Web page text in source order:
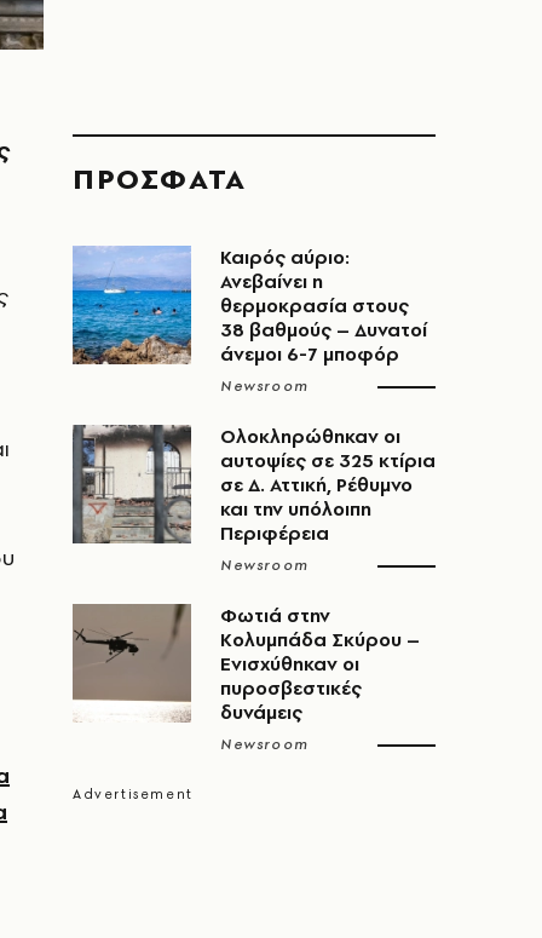
ΠΡΟΣΦΑΤΑ
Καιρός αύριο:
Ανεβαίνει η
θερμοκρασία στους
38 βαθμούς – Δυνατοί
άνεμοι 6-7 μποφόρ
Newsroom
Ολοκληρώθηκαν οι
αυτοψίες σε 325 κτίρια
σε Δ. Αττική, Ρέθυμνο
και την υπόλοιπη
Περιφέρεια
Newsroom
Φωτιά στην
Κολυμπάδα Σκύρου –
Ενισχύθηκαν οι
πυροσβεστικές
δυνάμεις
Newsroom